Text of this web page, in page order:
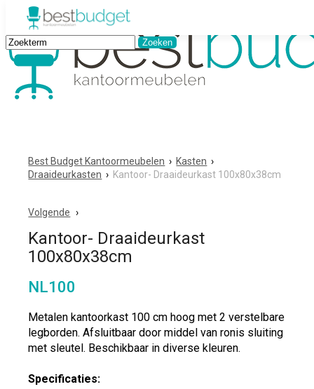
Best Budget Kantoormeubelen › Kasten ›
Draaideurkasten › Kantoor- Draaideurkast 100x80x38cm
Volgende
Kantoor- Draaideurkast
100x80x38cm
NL100
Metalen kantoorkast 100 cm hoog met 2 verstelbare
legborden. Afsluitbaar door middel van ronis sluiting
met sleutel. Beschikbaar in diverse kleuren.
Specificaties: